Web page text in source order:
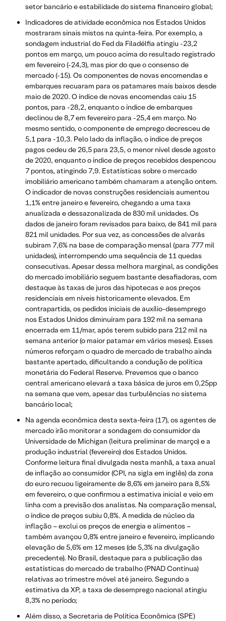
setor bancário e estabilidade do sistema financeiro global;
Indicadores de atividade econômica nos Estados Unidos
mostraram sinais mistos na quinta-feira. Por exemplo, a
sondagem industrial do Fed da Filadélfia atingiu -23,2
pontos em março, um pouco acima do resultado registrado
em fevereiro (-24,3), mas pior do que o consenso de
mercado (-15). Os componentes de novas encomendas e
embarques recuaram para os patamares mais baixos desde
maio de 2020. O índice de novas encomendas caiu 15
pontos, para -28,2, enquanto o índice de embarques
declinou de 8,7 em fevereiro para -25,4 em março. No
mesmo sentido, o componente de emprego decresceu de
5,1 para -10,3. Pelo lado da inflação, o índice de preços
pagos cedeu de 26,5 para 23,5, o menor nível desde agosto
de 2020, enquanto o índice de preços recebidos despencou
7 pontos, atingindo 7,9. Estatísticas sobre o mercado
imobiliário americano também chamaram a atenção ontem.
O indicador de novas construções residenciais aumentou
1,1% entre janeiro e fevereiro, chegando a uma taxa
anualizada e dessazonalizada de 830 mil unidades. Os
dados de janeiro foram revisados para baixo, de 841 mil para
821 mil unidades. Por sua vez, as concessões de alvarás
subiram 7,6% na base de comparação mensal (para 777 mil
unidades), interrompendo uma sequência de 11 quedas
consecutivas. Apesar dessa melhora marginal, as condições
do mercado imobiliário seguem bastante desafiadoras, com
destaque às taxas de juros das hipotecas e aos preços
residenciais em níveis historicamente elevados. Em
contrapartida, os pedidos iniciais de auxílio-desemprego
nos Estados Unidos diminuíram para 192 mil na semana
encerrada em 11/mar, após terem subido para 212 mil na
semana anterior (o maior patamar em vários meses). Esses
números reforçam o quadro de mercado de trabalho ainda
bastante apertado, dificultando a condução de política
monetária do Federal Reserve. Prevemos que o banco
central americano elevará a taxa básica de juros em 0,25pp
na semana que vem, apesar das turbulências no sistema
bancário local;
Na agenda econômica desta sexta-feira (17), os agentes de
mercado irão monitorar a sondagem do consumidor da
Universidade de Michigan (leitura preliminar de março) e a
produção industrial (fevereiro) dos Estados Unidos.
Conforme leitura final divulgada nesta manhã, a taxa anual
de inflação ao consumidor (CPI, na sigla em inglês) da zona
do euro recuou ligeiramente de 8,6% em janeiro para 8,5%
em fevereiro, o que confirmou a estimativa inicial e veio em
linha com a previsão dos analistas. Na comparação mensal,
o índice de preços subiu 0,8%. A medida de núcleo da
inflação – exclui os preços de energia e alimentos –
também avançou 0,8% entre janeiro e fevereiro, implicando
elevação de 5,6% em 12 meses (de 5,3% na divulgação
precedente). No Brasil, destaque para a publicação das
estatísticas do mercado de trabalho (PNAD Contínua)
relativas ao trimestre móvel até janeiro. Segundo a
estimativa da XP, a taxa de desemprego nacional atingiu
8,3% no período;
Além disso, a Secretaria de Política Econômica (SPE)